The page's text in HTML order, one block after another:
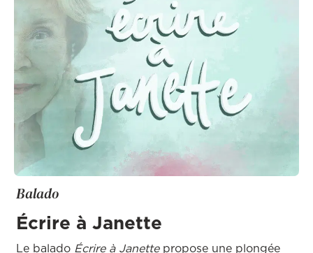
Balado
Écrire à Janette
Le balado Écrire à Janettepropose une plongée